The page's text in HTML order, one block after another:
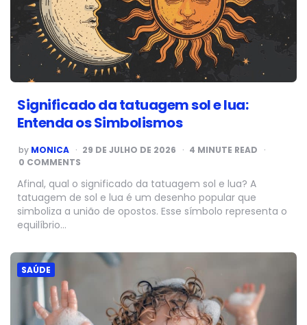
Significado da tatuagem sol e lua:
Entenda os Simbolismos
POSTED
BY
by MONICA 29 DE JULHO DE 2026 4 MINUTE READ
0 COMMENTS
Afinal, qual o significado da tatuagem sol e lua? A
tatuagem de sol e lua é um desenho popular que
simboliza a união de opostos. Esse símbolo representa o
equilíbrio…
SAÚDE